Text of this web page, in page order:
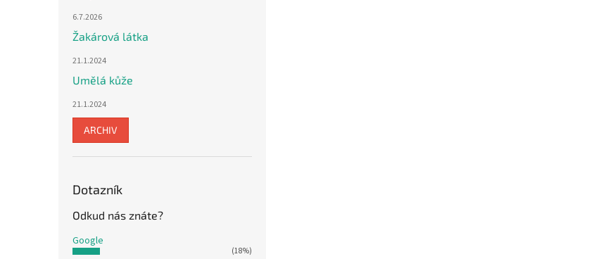
6.7.2026
Žakárová látka
21.1.2024
Umělá kůže
21.1.2024
ARCHIV
Dotazník
Odkud nás znáte?
Google
(18%)